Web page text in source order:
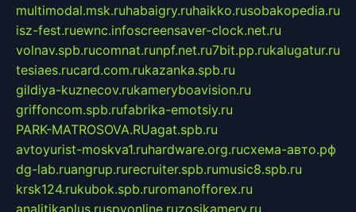
multimodal.msk.ruhabaigry.ruhaikko.rusobakopedia.ru
isz-fest.ruewnc.infoscreensaver-clock.net.ru
volnav.spb.rucomnat.runpf.net.ru7bit.pp.rukalugatur.ru
tesiaes.rucard.com.rukazanka.spb.ru
gildiya-kuznecov.rukameryboavision.ru
griffoncom.spb.rufabrika-emotsiy.ru
PARK-MATROSOVA.RUagat.spb.ru
avtoyurist-moskva1.ruhardware.org.ruсхема-авто.рф
dg-lab.ruangrup.rurecruiter.spb.rumusic8.spb.ru
krsk124.rukubok.spb.ruromanofforex.ru